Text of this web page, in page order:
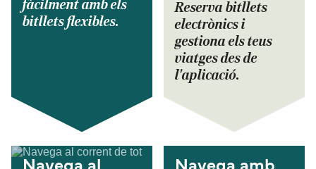
fàcilment amb els
bitllets flexibles.
Reserva bitllets
electrònics i
gestiona els teus
viatges des de
l'aplicació.